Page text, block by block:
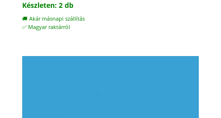
Készleten: 2 db
🚚 Akár másnapi szállítás
✅ Magyar raktárról